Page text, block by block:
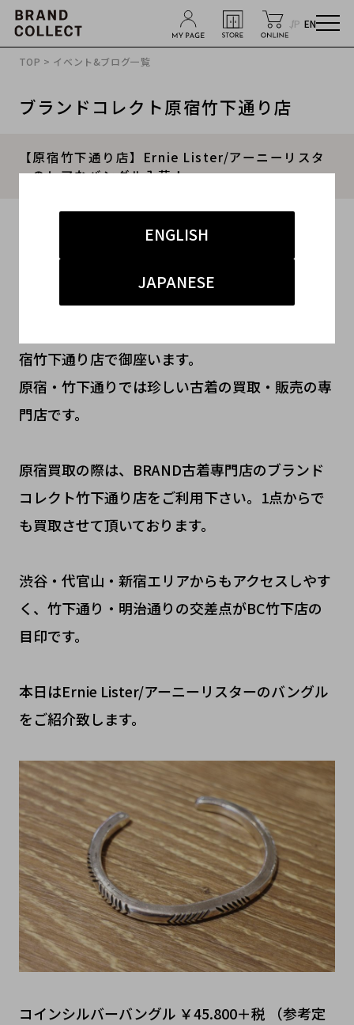
JP EN
ENGLISH
JAPANESE
TOP > イベント&ブログ一覧
ブランドコレクト原宿竹下通り店
【原宿竹下通り店】Ernie Lister/アーニーリスタ
ーのレアなバングル入荷！
#メンズ
原宿・竹下通り・青山・表参道エリアのブランド
宿竹下通り店で御座います。
原宿・竹下通りでは珍しい古着の買取・販売の専
門店です。
原宿買取の際は、BRAND古着専門店のブランド
コレクト竹下通り店をご利用下さい。1点からで
も買取させて頂いております。
渋谷・代官山・新宿エリアからもアクセスしやす
く、竹下通り・明治通りの交差点がBC竹下店の
目印です。
本日はErnie Lister/アーニーリスターのバングル
をご紹介致します。
コインシルバーバングル ￥45.800＋税 （参考定